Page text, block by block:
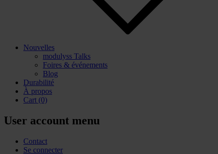
Nouvelles
modulyss Talks
Foires & événements
Blog
Durabilité
À propos
Cart (0)
User account menu
Contact
Se connecter